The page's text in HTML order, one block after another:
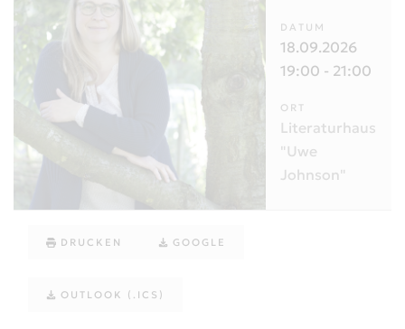
DATUM
18.09.2026
19:00 - 21:00
ORT
Literaturhaus
"Uwe
Johnson"
DRUCKEN GOOGLE
OUTLOOK (.ICS)